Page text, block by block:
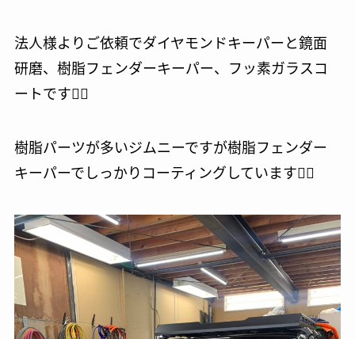
法人様よりご依頼でダイヤモンドキーパーと鏡面
研磨、樹脂フェンダーキーパー、フッ素ガラスコ
ートです🙆‍♂️
樹脂パーツが多いジムニーですが樹脂フェンダー
キーパーでしっかりコーティングしています🙆‍♂️